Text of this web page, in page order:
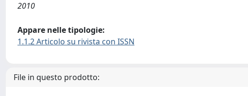
2010
Appare nelle tipologie:
1.1.2 Articolo su rivista con ISSN
File in questo prodotto: